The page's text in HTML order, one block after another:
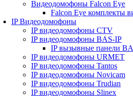
Видеодомофоны Falcon Eye
Falcon Eye комплекты
IP Видеодомофоны
IP видеодомофоны CTV
IP видеодомофоны BAS-IP
IP вызывные панели
IP видеодомофоны URMET
IP видеодомофоны Tantos
IP видеодомофоны Novicam
IP видеодомофоны Trudian
IP видеодомофоны Slinex